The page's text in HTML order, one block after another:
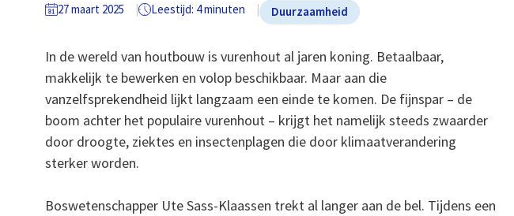
27 maart 2025 Leestijd: 4 minuten Duurzaamheid
In de wereld van houtbouw is vurenhout al jaren koning. Betaalbaar,
makkelijk te bewerken en volop beschikbaar. Maar aan die
vanzelfsprekendheid lijkt langzaam een einde te komen. De fijnspar – de
boom achter het populaire vurenhout – krijgt het namelijk steeds zwaarder
door droogte, ziektes en insectenplagen die door klimaatverandering
sterker worden.
Boswetenschapper Ute Sass-Klaassen trekt al langer aan de bel. Tijdens een